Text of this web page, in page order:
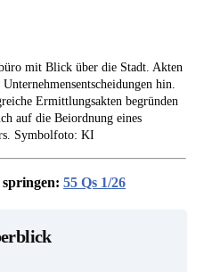
mit Blick über die Stadt. Akten
hin.
Ermittlungsakten begründen
auf die Beiordnung eines
Symbolfoto: KI
55 Qs 1/26